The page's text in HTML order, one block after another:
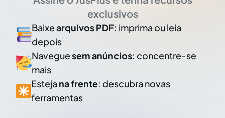
exclusivos
Baixearquivos PDF: imprima ou leia
depois
Naveguesem anúncios: concentre-se
mais
Esteja na frente: descubra novas
ferramentas